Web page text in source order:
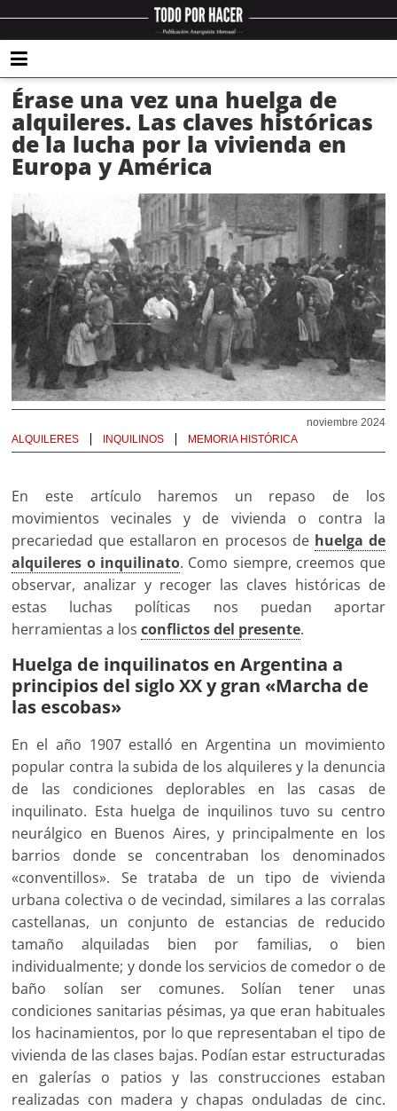
Érase una vez una huelga de
alquileres. Las claves históricas
de la lucha por la vivienda en
Europa y América
noviembre 2024
ALQUILERES
INQUILINOS MEMORIA HISTÓRICA
En este artículo haremos un repaso de los
movimientos vecinales y de vivienda o contra la
precariedad que estallaron en procesos de huelga de
alquileres o inquilinato. Como siempre, creemos que
observar, analizar y recoger las claves históricas de
estas luchas políticas nos puedan aportar
herramientas a losconflictos del presente.
Huelga de inquilinatos en Argentina a
principios del siglo XX y gran «Marcha de
las escobas»
En el año 1907 estalló en Argentina un movimiento
popular contra la subida de los alquileres y la denuncia
de las condiciones deplorables en las casas de
inquilinato. Esta huelga de inquilinos tuvo su centro
neurálgico en Buenos Aires, y principalmente en los
barrios donde se concentraban los denominados
«conventillos». Se trataba de un tipo de vivienda
urbana colectiva o de vecindad, similares a las corralas
castellanas, un conjunto de estancias de reducido
tamaño alquiladas bien por familias, o bien
individualmente; y donde los servicios de comedor o de
baño solían ser comunes. Solían tener unas
condiciones sanitarias pésimas, ya que eran habituales
los hacinamientos, por lo que representaban el tipo de
vivienda de las clases bajas. Podían estar estructuradas
en galerías o patios y las construcciones estaban
realizadas con madera y chapas onduladas de cinc.